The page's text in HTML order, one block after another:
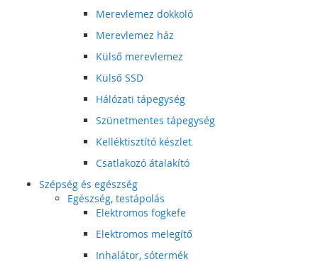
Merevlemez dokkoló
Merevlemez ház
Külső merevlemez
Külső SSD
Hálózati tápegység
Szünetmentes tápegység
Kelléktisztító készlet
Csatlakozó átalakító
Szépség és egészség
Egészség, testápolás
Elektromos fogkefe
Elektromos melegítő
Inhalátor, sótermék